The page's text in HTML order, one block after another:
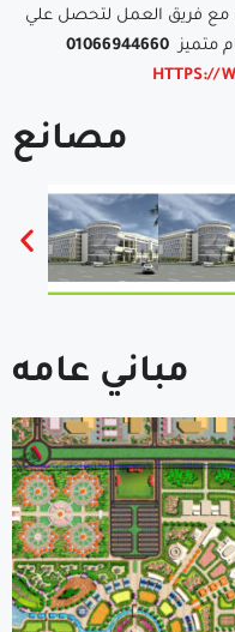
مع فريق العمل لتحصل علي
متميز01066944660
HTTPS://
مصانع
مباني عامه